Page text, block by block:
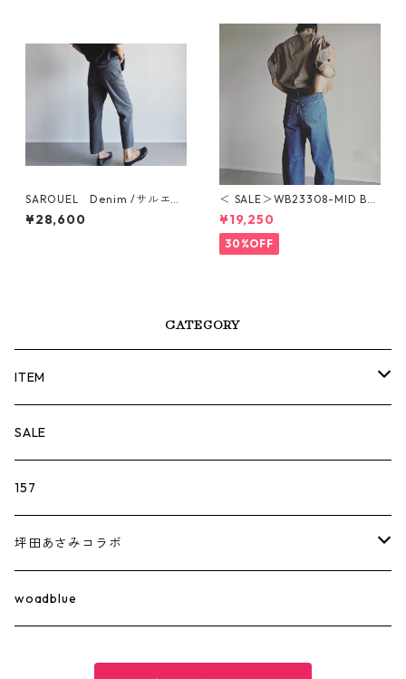
SAROUEL Denim /サルエ
¥28,600
＜ SALE＞WB23308-MID BL
UE BULLET DENIM（MID BL
UE）ブレットデニム
¥19,250
30%OFF
CATEGORY
ITEM
TOPS
157
坪田あさみ×woadblue
BOTTOM
157
坪田あさみ×woadblue
SKIRT
157
GOODS
SALE
157
坪田あさみコラボ
SALUU
woadblue